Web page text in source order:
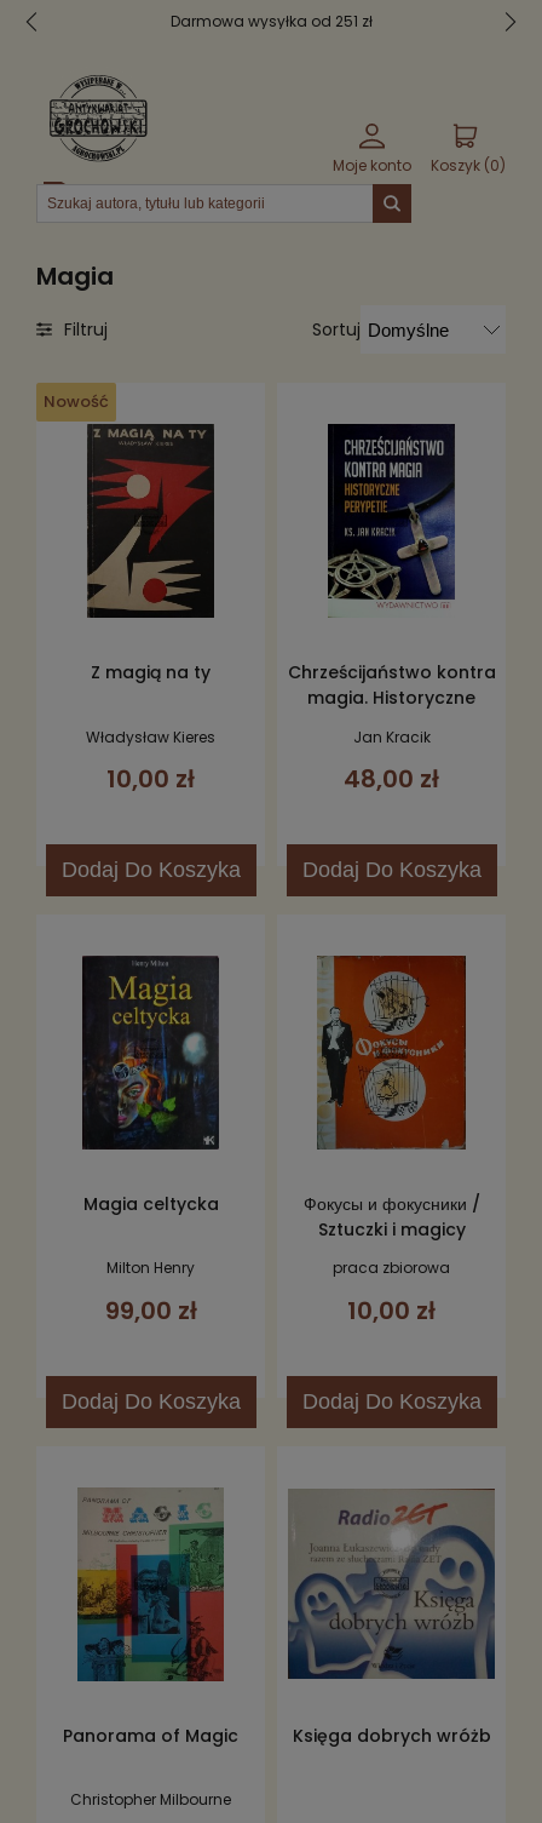
Darmowa wysyłka od 251 zł
Moje konto Koszyk (0)
Menu
Magia
Sortuj
Filtruj
Z magią na ty
Władysław Kieres
10,00 zł
Dodaj Do Koszyka
Nowość
Chrześcijaństwo kontra
magia. Historyczne
Jan Kracik
48,00 zł
Dodaj Do Koszyka
Magia celtycka
Milton Henry
99,00 zł
Dodaj Do Koszyka
Фокусы и фокусники /
Sztuczki i magicy
praca zbiorowa
10,00 zł
Dodaj Do Koszyka
Panorama of Magic
Christopher Milbourne
Księga dobrych wróżb